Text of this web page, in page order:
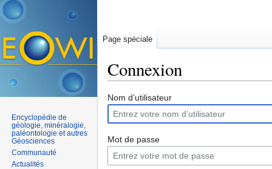
Connexion
Nom d’utilisateur
Mot de passe
Page spéciale
Encyclopédie de
géologie, minéralogie,
paléontologie et autres
Géosciences
Communauté
Actualités